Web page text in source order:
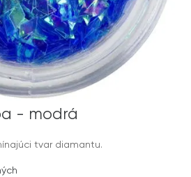
- modrá
tvar diamantu.